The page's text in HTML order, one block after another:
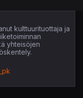
kulttuurituottaja ja
yhteisöjen